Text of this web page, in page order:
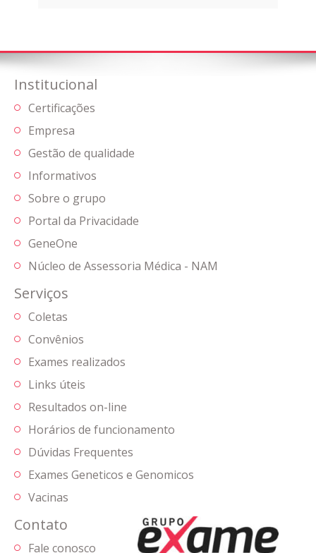
Institucional
Certificações
Empresa
Gestão de qualidade
Informativos
Sobre o grupo
Portal da Privacidade
GeneOne
Núcleo de Assessoria Médica - NAM
Serviços
Coletas
Convênios
Exames realizados
Links úteis
Resultados on-line
Horários de funcionamento
Dúvidas Frequentes
Exames Geneticos e Genomicos
Vacinas
Contato
Fale conosco